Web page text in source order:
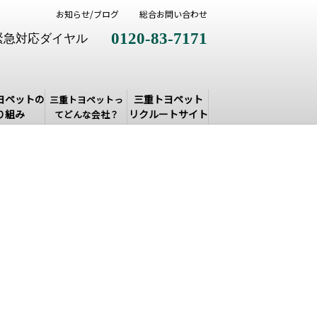
急対応ダイヤル 0120-83-7171
ペットの
組み
三重トヨペットっ
てどんな会社？
三重トヨペット
リクルートサイト
お知らせ/ブログ 総合お問い合わせ